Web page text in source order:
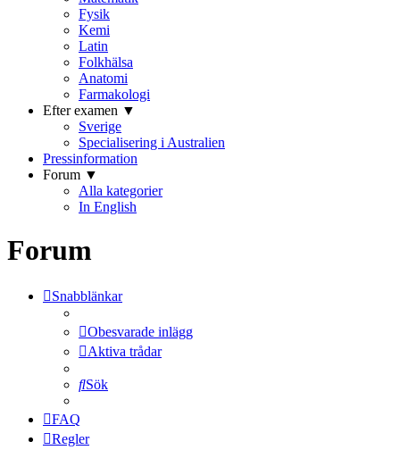
Fysik
Kemi
Latin
Folkhälsa
Anatomi
Farmakologi
Efter examen ▼
Sverige
Specialisering i Australien
Pressinformation
Forum ▼
Alla kategorier
In English
Forum
Snabblänkar
Obesvarade inlägg
Aktiva trådar
Sök
FAQ
Regler